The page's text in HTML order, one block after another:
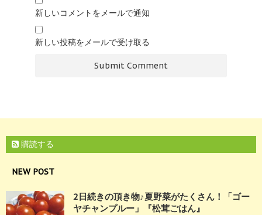
新しいコメントをメールで通知
新しい投稿をメールで受け取る
購読する
NEW POST
2日続きの頂き物♪夏野菜がたくさん！「ゴー
ヤチャンプルー」『松茸ごはん』